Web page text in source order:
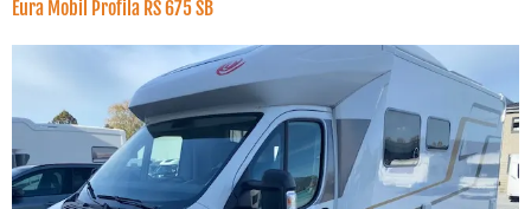
Eura Mobil Profila RS 675 SB